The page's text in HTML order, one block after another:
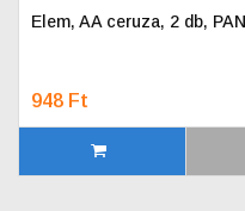
Elem, AA ceruza, 2 db,
948 Ft